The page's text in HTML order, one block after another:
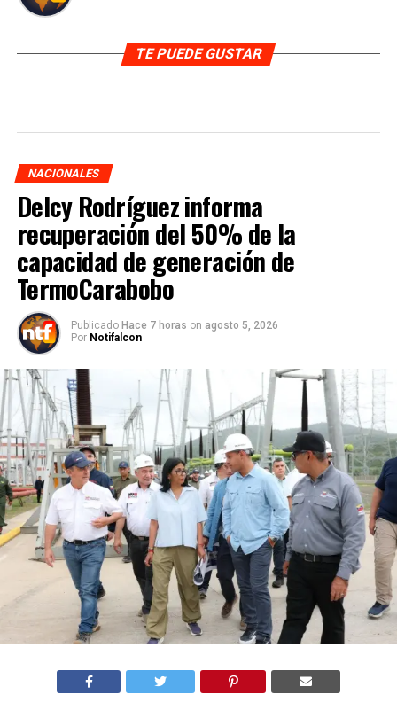
TE PUEDE GUSTAR
NACIONALES
Delcy Rodríguez informa
recuperación del 50% de la
capacidad de generación de
TermoCarabobo
Publicado Hace 7 horas on agosto 5, 2026
Por Notifalcon